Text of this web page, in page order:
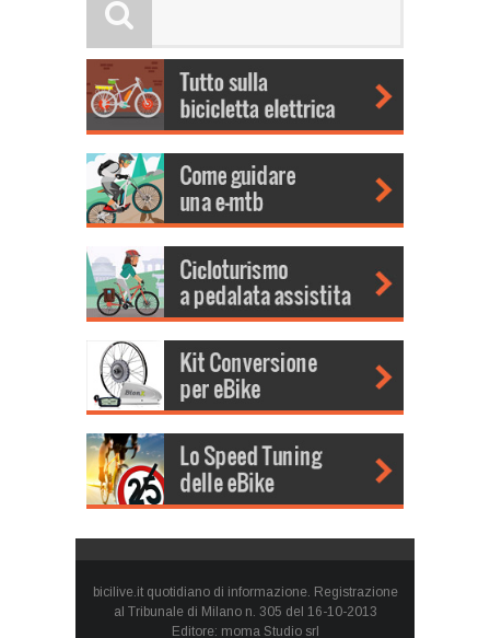
bicilive.it quotidiano di informazione. Registrazione
al Tribunale di Milano n. 305 del 16-10-2013
Editore: moma Studio srl